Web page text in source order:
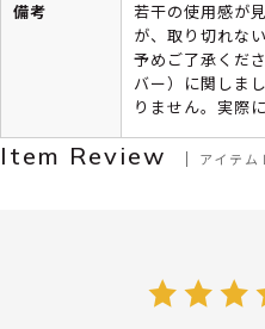
備考
若干の使用感が
が、取り切れな
予めご了承くだ
バー）に関しま
りません。実際
Item Review アイテム